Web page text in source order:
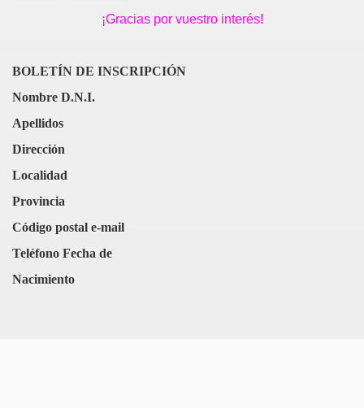
¡Gracias por vuestro interés!
BOLETÍN DE INSCRIPCIÓN
Nombre D.N.I.
Apellidos
Dirección
Localidad
Provincia
Código postal e-mail
Teléfono Fecha de
Nacimiento